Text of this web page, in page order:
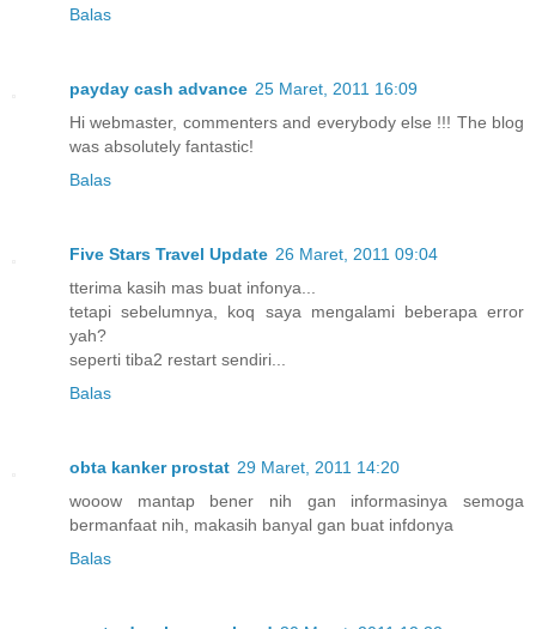
Balas
payday cash advance 25 Maret, 2011 16:09
Hi webmaster, commenters and everybody else !!! The blog
was absolutely fantastic!
Balas
Five Stars Travel Update 26 Maret, 2011 09:04
tterima kasih mas buat infonya...
tetapi sebelumnya, koq saya mengalami beberapa error
yah?
seperti tiba2 restart sendiri...
Balas
obta kanker prostat 29 Maret, 2011 14:20
wooow mantap bener nih gan informasinya semoga
bermanfaat nih, makasih banyal gan buat infdonya
Balas